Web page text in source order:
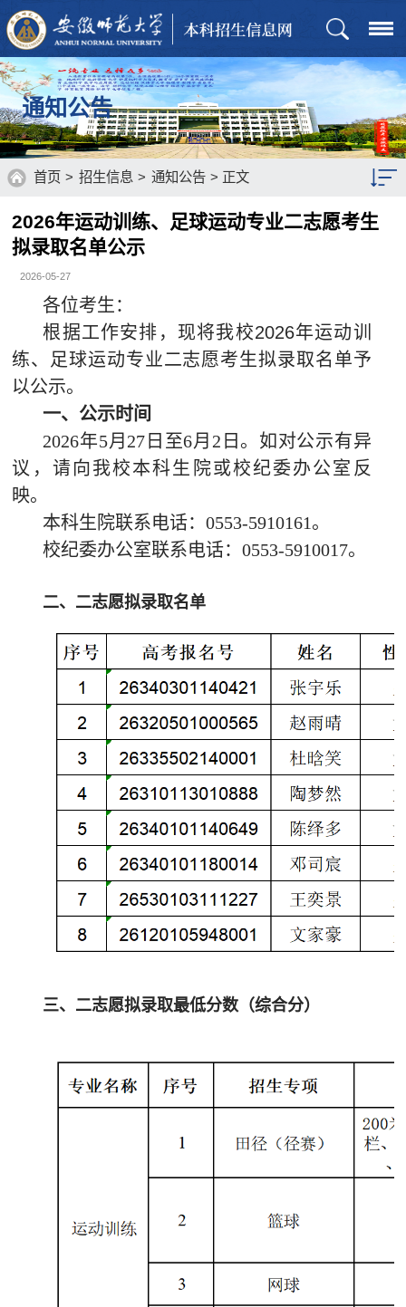
通知公告
首页 > 招生信息 > 通知公告 > 正文
招生章程
通知公告
查询中心
2026年运动训练、足球运动专业二志愿考生
拟录取名单公示
2026-05-27
各位考生：
根据工作安排，现将我校2026年运动训
练、足球运动专业二志愿考生拟录取名单予
以公示。
一、公示时间
2026年5月 27 日至6月 2 日。如对公示有异
议，请向我校本科生院或校纪委办公室反
映。
本科生院联系电话：0553-5910161。
校纪委办公室联系电话：0553-5910017。
二、二志愿拟录取名单
三、二志愿拟录取最低分数（综合分）